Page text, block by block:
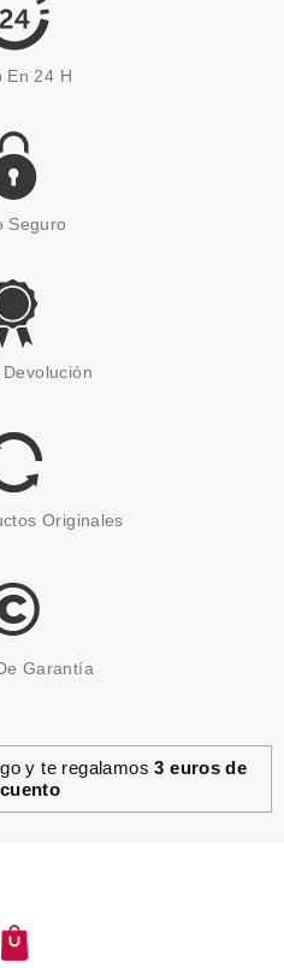
PERMA
LOCK 30
1.35€
En 24 H
Seguro
Originales
Garantía
y te regalamos3 euros de